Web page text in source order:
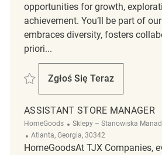
opportunities for growth,
achievement. You’ll be part of
embraces diversity, fosters
priori...
Zapisać Assistant Store Manager
Zgłoś Się Teraz
Assistant Store
ASSISTANT STORE MANAGER
HomeGoods Kategoria
Sklepy – Stanowiska
Lokalizacja
Atlanta, Georgia, 30342
HomeGoodsAt TJX Companies,